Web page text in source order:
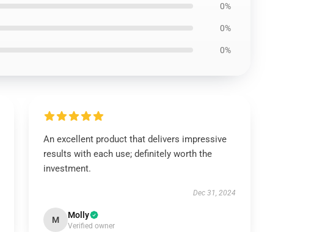
0%
0%
0%
An excellent product that delivers impressive
results with each use; definitely worth the
investment.
Dec 31, 2024
M Molly
Verified owner